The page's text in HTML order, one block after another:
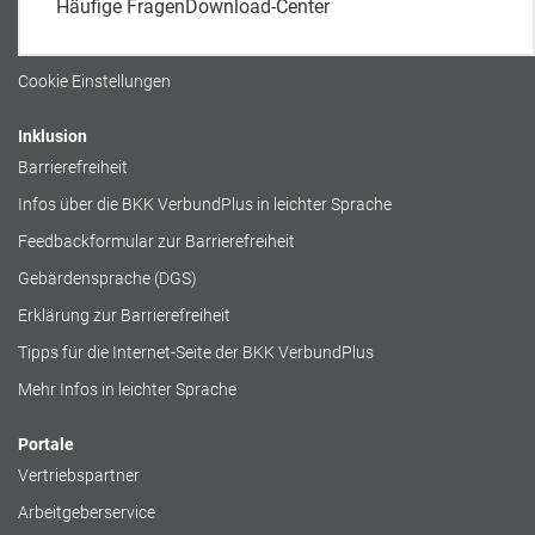
Häufige FragenDownload-Center
Datenschutz
Cookie Einstellungen
Inklusion
Barrierefreiheit
Infos über die BKK VerbundPlus in leichter Sprache
Feedbackformular zur Barrierefreiheit
Gebärdensprache (DGS)
Erklärung zur Barrierefreiheit
Tipps für die Internet-Seite der BKK VerbundPlus
Mehr Infos in leichter Sprache
Portale
Vertriebspartner
Arbeitgeberservice